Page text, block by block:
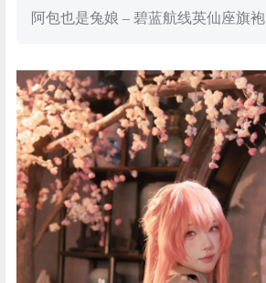
阿包也是兔娘 – 碧蓝航线英仙座旗袍